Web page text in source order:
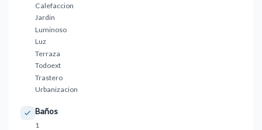
Calefaccion
Jardin
Luminoso
Luz
Terraza
Todoext
Trastero
Urbanizacion
Baños
1